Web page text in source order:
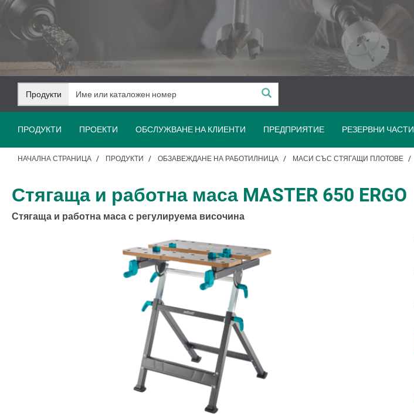
Преминаване
съдържанието
Преминаване
навигацията
Продукти
ПРОДУКТИ ПРОЕКТИ ОБСЛУЖВАНЕ НА КЛИЕНТИ ПРЕДПРИЯТИЕ РЕЗЕРВНИ ЧАСТИ
НАЧАЛНА СТРАНИЦА ПРОДУКТИ ОБЗАВЕЖДАНЕ НА РАБОТИЛНИЦА МАСИ СЪС СТЯГАЩИ ПЛОТОВЕ
Стягаща и работна маса MASTER 650 ERGO
Стягаща и работна маса с регулируема височина